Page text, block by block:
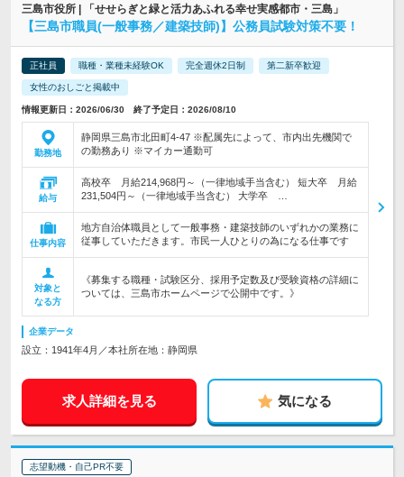
三島市役所 | 「せせらぎと緑と活力あふれる幸せ実感都市・三島」
【三島市職員(一般事務／建築技師)】公務員試験対策不要！
正社員 職種・業種未経験OK 完全週休2日制 第二新卒歓迎
女性のおしごと掲載中
情報更新日：2026/06/30 終了予定日：2026/08/10
勤務地
静岡県三島市北田町4-47 ※配属先によって、市内出先機関で
の勤務あり ※マイカー通勤可
給与
高校卒 月給214,968円～（一律地域手当含む） 短大卒 月給
231,504円～（一律地域手当含む） 大学卒 …
仕事内容
地方自治体職員として一般事務・建築技師のいずれかの業務に
従事していただきます。市民一人ひとりの為になる仕事です
対象と
なる方
《募集する職種・試験区分、採用予定数及び受験資格の詳細に
ついては、三島市ホームページで公開中です。》
企業データ
設立：1941年4月／本社所在地：静岡県
求人詳細を見る 気になる
志望動機・自己PR不要